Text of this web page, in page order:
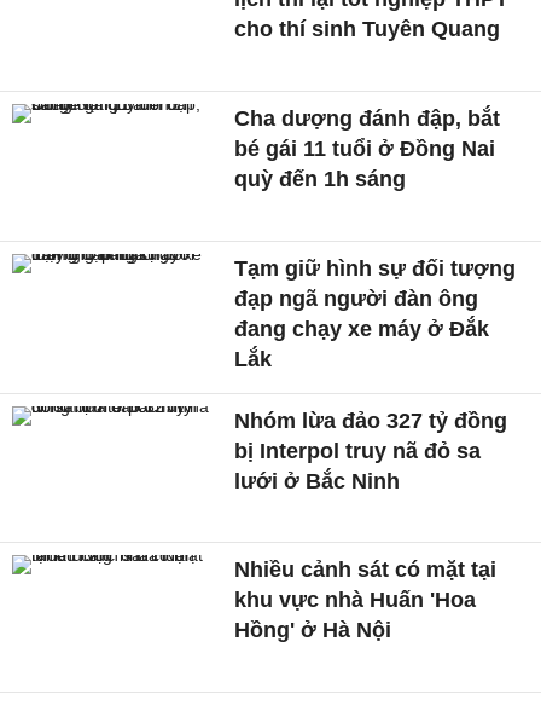
cho thí sinh Tuyên Quang
Cha dượng đánh đập, bắt
bé gái 11 tuổi ở Đồng Nai
quỳ đến 1h sáng
Tạm giữ hình sự đối tượng
đạp ngã người đàn ông
đang chạy xe máy ở Đắk
Lắk
Nhóm lừa đảo 327 tỷ đồng
bị Interpol truy nã đỏ sa
lưới ở Bắc Ninh
Nhiều cảnh sát có mặt tại
khu vực nhà Huấn 'Hoa
Hồng' ở Hà Nội